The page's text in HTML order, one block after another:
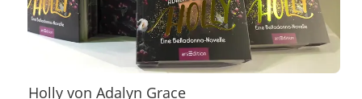
Holly von Adalyn Grace